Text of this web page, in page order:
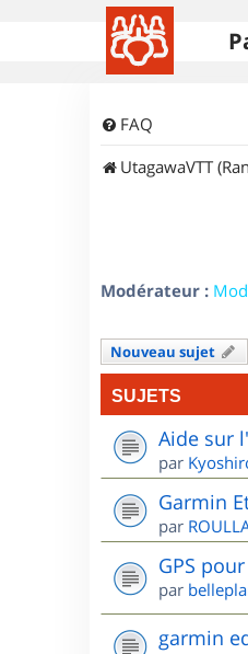
FAQ
UtagawaVTT
Modérateur :
Nouveau sujet
SUJETS
Aide sur
par
Garmin
par
GPS
par
garmin